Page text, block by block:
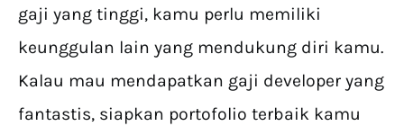
gaji yang tinggi, kamu perlu memiliki
keunggulan lain yang mendukung diri kamu.
Kalau mau mendapatkan gaji developer yang
fantastis, siapkan portofolio terbaik kamu